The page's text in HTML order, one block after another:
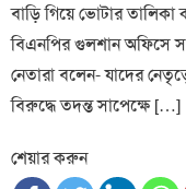
বাড়ি গিয়ে ভোটার
বিএনপির গুলশান অফিসে
নেতারা বলেন- যাদের
বিরুদ্ধে তদন্ত সাপেক্ষে […]
শেয়ার করুন